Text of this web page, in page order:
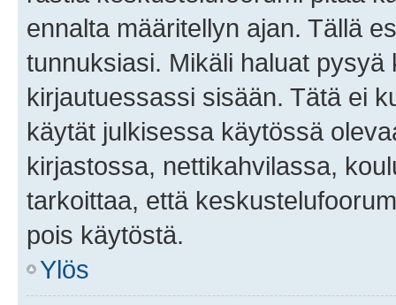
ennalta määritellyn ajan. Tällä
tunnuksiasi. Mikäli haluat
kirjautuessassi sisään. Tätä ei
käytät julkisessa käytössä
kirjastossa, nettikahvilassa,
tarkoittaa, että
pois käytöstä.
Ylös